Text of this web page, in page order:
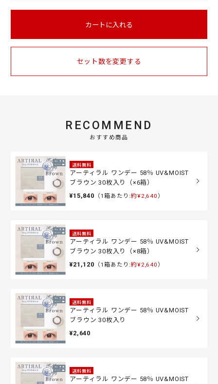
カートに入れる
セット数を変更する
RECOMMEND
おすすめ商品
送料無料
アーティラル ワンデー 58％ UV&MOIST
ブラウン 30枚入り（×6箱）
¥15,840 （1箱あたり:約¥2,640 ）
送料無料
アーティラル ワンデー 58％ UV&MOIST
ブラウン 30枚入り（×8箱）
¥21,120 （1箱あたり:約¥2,640 ）
送料無料
アーティラル ワンデー 58％ UV&MOIST
ブラウン 30枚入り
¥2,640
送料無料
アーティラル ワンデー 58％ UV&MOIST